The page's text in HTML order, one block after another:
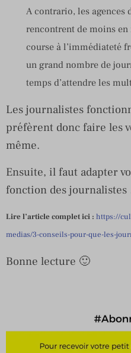
A contrario, les agences
rencontrent de moins en
course à l’immédiateté
un grand nombre de
temps d’attendre les
Les journalistes
préfèrent donc faire les
même.
Ensuite, il faut adapter
fonction des
Lire l’article complet ici : https://
medias/3-conseils-pour-que-les-
Bonne lecture 🙂